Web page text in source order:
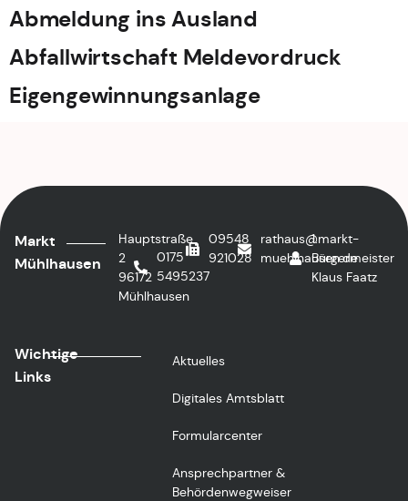
Abmeldung ins Ausland
Abfallwirtschaft Meldevordruck
Eigengewinnungsanlage
Markt
Mühlhausen
Hauptstraße
2
96172
Mühlhausen
0175
5495237
09548
921028
rathaus@markt-
muehlhausen.de
1.
Bürgermeister
Klaus Faatz
Wichtige
Links
Aktuelles
Digitales Amtsblatt
Formularcenter
Ansprechpartner &
Behördenwegweiser